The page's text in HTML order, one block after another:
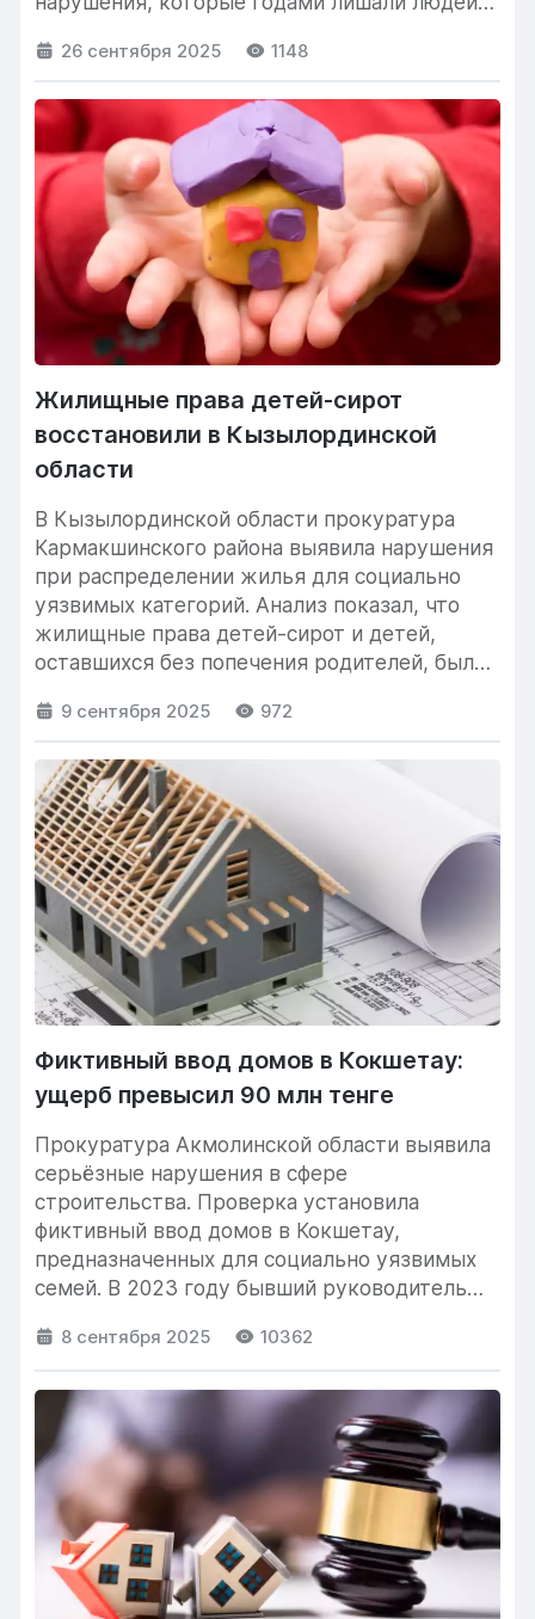
26 сентября 2025 1148
Жилищные права детей-сирот
восстановили в Кызылординской
области
В Кызылординской области прокуратура
Кармакшинского района выявила нарушения
при распределении жилья для социально
уязвимых категорий. Анализ показал, что
жилищные права детей-сирот и детей,
оставшихся без попечения родителей, были
9 сентября 2025 972
Фиктивный ввод домов в Кокшетау:
ущерб превысил 90 млн тенге
Прокуратура Акмолинской области выявила
серьёзные нарушения в сфере
строительства. Проверка установила
фиктивный ввод домов в Кокшетау,
предназначенных для социально уязвимых
семей. В 2023 году бывший руководитель
8 сентября 2025 10362